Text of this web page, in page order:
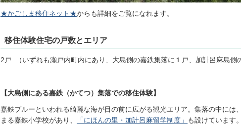
★かごしま移住ネット★からも詳細をご覧になれます。
移住体験住宅の戸数とエリア
2戸 （いずれも瀬戸内町内にあり、大島側の嘉鉄集落に１戸、加計呂麻島側
【大島側にある嘉鉄（かてつ）集落での移住体験】
嘉鉄ブルーといわれる綺麗な海が目の前に広がる観光エリア。集落の中には
まる嘉鉄小学校があり、
「にほんの里・加計呂麻留学制度」
も設けています